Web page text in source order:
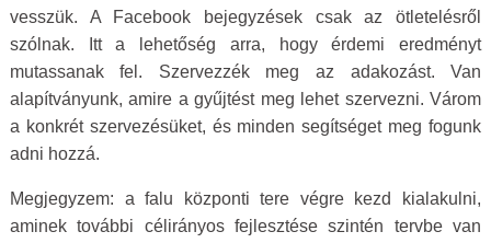
vesszük. A Facebook bejegyzések csak az ötletelésről
szólnak. Itt a lehetőség arra, hogy érdemi eredményt
mutassanak fel. Szervezzék meg az adakozást. Van
alapítványunk, amire a gyűjtést meg lehet szervezni. Várom
a konkrét szervezésüket, és minden segítséget meg fogunk
adni hozzá.
Megjegyzem: a falu központi tere végre kezd kialakulni,
aminek további célirányos fejlesztése szintén tervbe van